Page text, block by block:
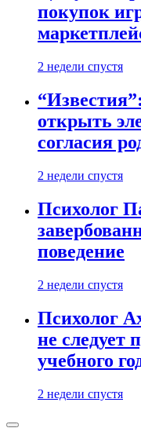
покупок
2 недели спустя
открыть
согласия
2 недели спустя
Психолог
поведение
2 недели спустя
Психолог
не следует
учебного
2 недели спустя